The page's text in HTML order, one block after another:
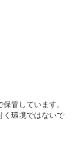
管しています。
く環境ではないで